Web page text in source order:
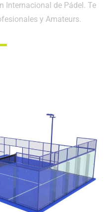
Internacional de Pádel. Te
y Amateurs.